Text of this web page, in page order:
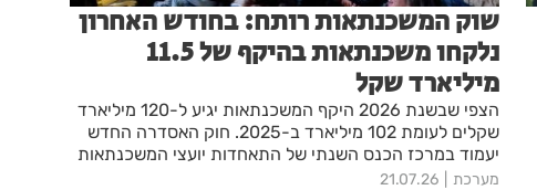
שוק המשכנתאות רותח: בחודש האחרון
נלקחו משכנתאות בהיקף של 11.5
מיליארד שקל
הצפי שבשנת 2026 היקף המשכנתאות יגיע ל-120 מיליארד
שקלים לעומת 102 מיליארד ב-2025. חוק האסדרה החדש
יעמוד במרכז הכנס השנתי של התאחדות יועצי המשכנתאות
שיתקיים בשבוע הבא בירושלים
מערכת 21.07.26